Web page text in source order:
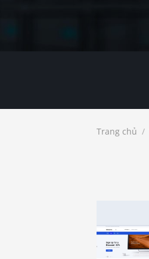
Trang chủ /